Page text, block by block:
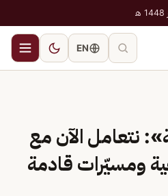
EN
نتعامل الآن مع
ومسيّرات قادمة